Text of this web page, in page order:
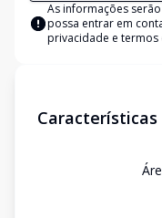
As informações
possa entrar em
privacidade e termos
Características